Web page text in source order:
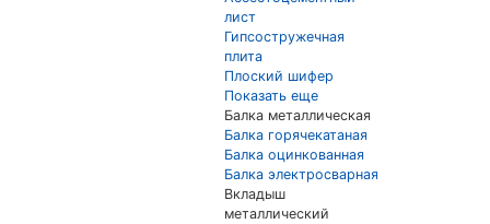
лист
Гипсостружечная
плита
Плоский шифер
Показать еще
Балка металлическая
Балка горячекатаная
Балка оцинкованная
Балка электросварная
Вкладыш
металлический